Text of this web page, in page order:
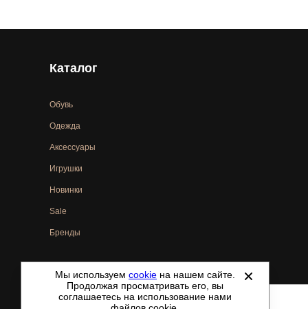
Каталог
Обувь
Одежда
Аксессуары
Игрушки
Новинки
Sale
Бренды
©2021-2026 - ShoesTown.ru - все права защищены.
Мы используем cookie на нашем сайте.
Продолжая просматривать его, вы
соглашаетесь на использование нами